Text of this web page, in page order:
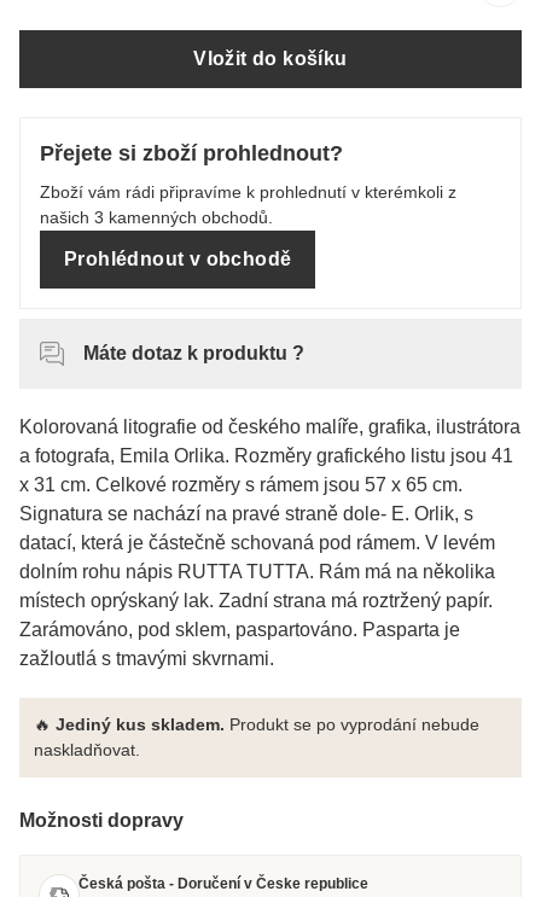
Vložit do košíku
Přejete si zboží prohlednout?
Zboží vám rádi připravíme k prohlednutí v kterémkoli z
našich 3 kamenných obchodů.
Prohlédnout v obchodě
Máte dotaz k produktu ?
Kolorovaná litografie od českého malíře, grafika, ilustrátora
a fotografa, Emila Orlika. Rozměry grafického listu jsou 41
x 31 cm. Celkové rozměry s rámem jsou 57 x 65 cm.
Signatura se nachází na pravé straně dole- E. Orlik, s
datací, která je částečně schovaná pod rámem. V levém
dolním rohu nápis RUTTA TUTTA. Rám má na několika
místech oprýskaný lak. Zadní strana má roztržený papír.
Zarámováno, pod sklem, paspartováno. Pasparta je
zažloutlá s tmavými skvrnami.
🔥 Jediný kus skladem. Produkt se po vyprodání nebude
naskladňovat.
Možnosti dopravy
Česká pošta - Doručení v Česke republice